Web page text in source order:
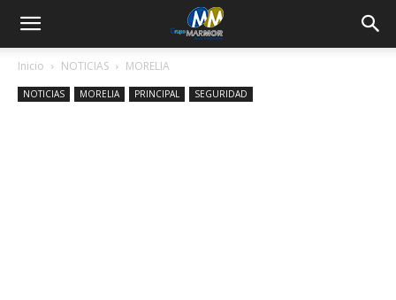
Inicio NOTICIAS MORELIA
NOTICIAS MORELIA PRINCIPAL SEGURIDAD